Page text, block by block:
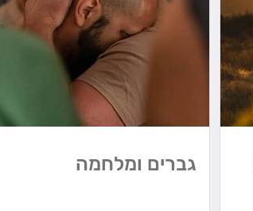
גברים ומלחמה